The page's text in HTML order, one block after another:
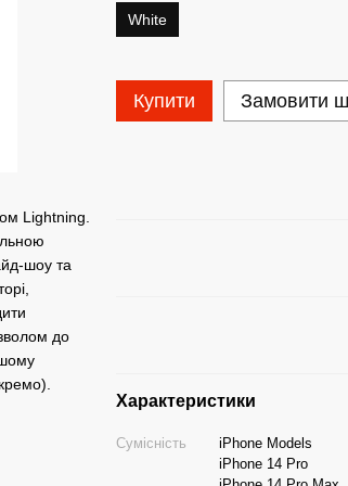
Lightning.
шоу та
до
White
Купити Замовити
Характеристики
Сумісність
iPhone Models
iPhone 14 Pro